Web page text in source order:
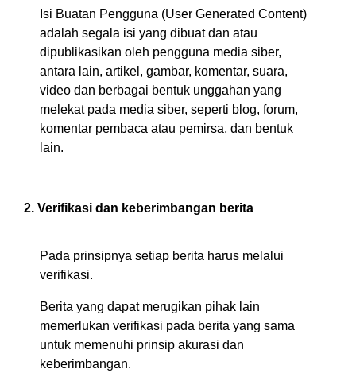
Isi Buatan Pengguna (User Generated Content)
adalah segala isi yang dibuat dan atau
dipublikasikan oleh pengguna media siber,
antara lain, artikel, gambar, komentar, suara,
video dan berbagai bentuk unggahan yang
melekat pada media siber, seperti blog, forum,
komentar pembaca atau pemirsa, dan bentuk
lain.
2. Verifikasi dan keberimbangan berita
Pada prinsipnya setiap berita harus melalui
verifikasi.
Berita yang dapat merugikan pihak lain
memerlukan verifikasi pada berita yang sama
untuk memenuhi prinsip akurasi dan
keberimbangan.